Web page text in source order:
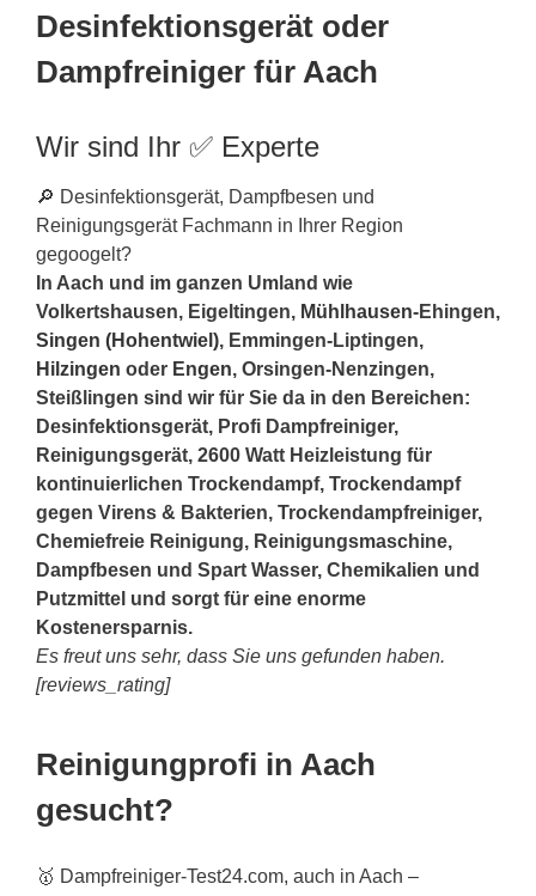
Desinfektionsgerät oder
Dampfreiniger für Aach
Wir sind Ihr ✅ Experte
🔎 Desinfektionsgerät, Dampfbesen und
Reinigungsgerät Fachmann in Ihrer Region
gegoogelt?
In Aach und im ganzen Umland wie
Volkertshausen, Eigeltingen, Mühlhausen-Ehingen,
Singen (Hohentwiel), Emmingen-Liptingen,
Hilzingen oder Engen, Orsingen-Nenzingen,
Steißlingen sind wir für Sie da in den Bereichen:
Desinfektionsgerät, Profi Dampfreiniger,
Reinigungsgerät, 2600 Watt Heizleistung für
kontinuierlichen Trockendampf, Trockendampf
gegen Virens & Bakterien, Trockendampfreiniger,
Chemiefreie Reinigung, Reinigungsmaschine,
Dampfbesen und Spart Wasser, Chemikalien und
Putzmittel und sorgt für eine enorme
Kostenersparnis.
Es freut uns sehr, dass Sie uns gefunden haben.
[reviews_rating]
Reinigungprofi in Aach
gesucht?
🥇 Dampfreiniger-Test24.com, auch in Aach –